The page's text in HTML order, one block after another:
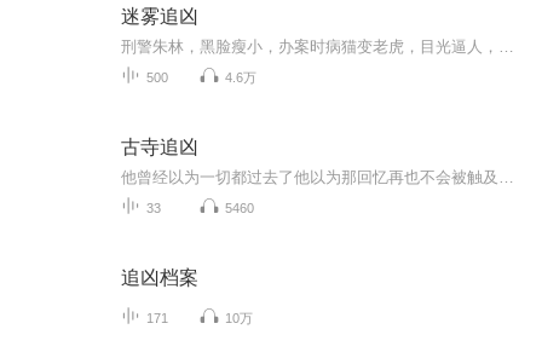
迷雾追凶
500 4.6万
古寺追凶
33 5460
追凶档案
171 10万